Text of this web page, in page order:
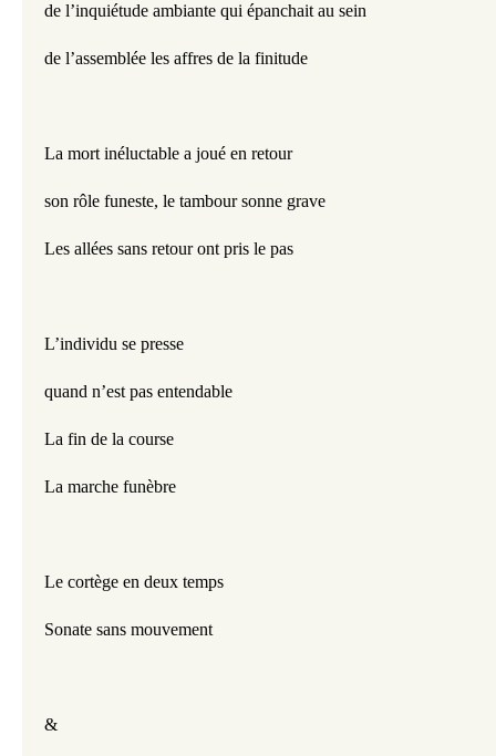
de l’inquiétude ambiante qui épanchait au sein
de l’assemblée les affres de la finitude
La mort inéluctable a joué en retour
son rôle funeste, le tambour sonne grave
Les allées sans retour ont pris le pas
L’individu se presse
quand n’est pas entendable
La fin de la course
La marche funèbre
Le cortège en deux temps
Sonate sans mouvement
&